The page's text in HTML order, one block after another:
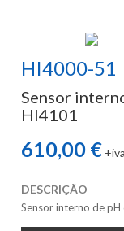
HI4000-51
Sensor
HI4101
610,00 € +iva
DESCRIÇÃO
Sensor interno de